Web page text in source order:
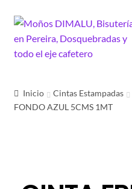
Ir
a
la
Ir
al
contenido
Tienda
Inicio Cintas Estampadas
FONDO AZUL 5CMS 1MT